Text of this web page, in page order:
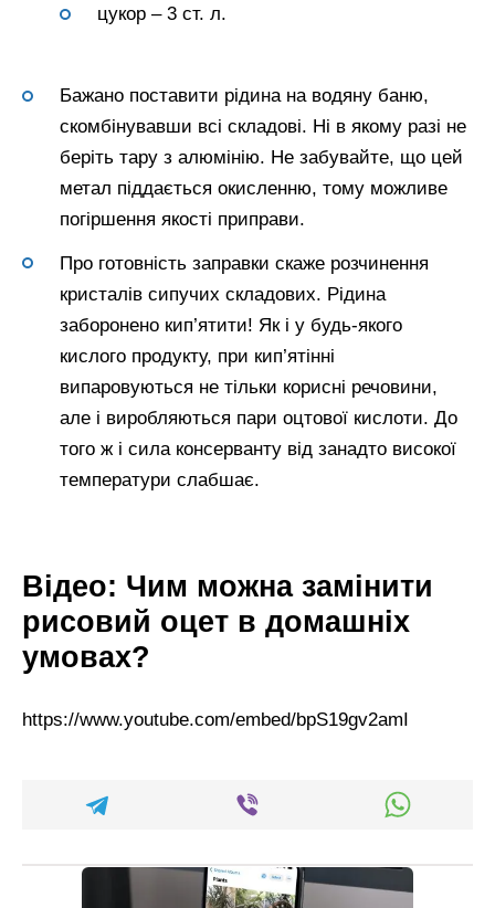
цукор – 3 ст. л.
Бажано поставити рідина на водяну баню,
скомбінувавши всі складові. Ні в якому разі не
беріть тару з алюмінію. Не забувайте, що цей
метал піддається окисленню, тому можливе
погіршення якості приправи.
Про готовність заправки скаже розчинення
кристалів сипучих складових. Рідина
заборонено кип’ятити! Як і у будь-якого
кислого продукту, при кип’ятінні
випаровуються не тільки корисні речовини,
але і виробляються пари оцтової кислоти. До
того ж і сила консерванту від занадто високої
температури слабшає.
Відео: Чим можна замінити
рисовий оцет в домашніх
умовах?
https://www.youtube.com/embed/bpS19gv2amI